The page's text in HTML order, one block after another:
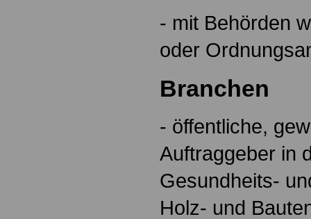
- mit Behörden
oder
Branchen
- öffentliche,
Auftraggeber in
Gesundheits-
Holz- und